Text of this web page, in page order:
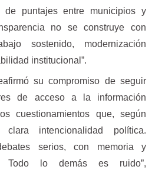
de puntajes entre municipios y
no se construye con
sostenido, modernización
institucional”.
su compromiso de seguir
de acceso a la información
cuestionamientos que, según
intencionalidad política.
serios, con memoria y
Todo lo demás es ruido”,